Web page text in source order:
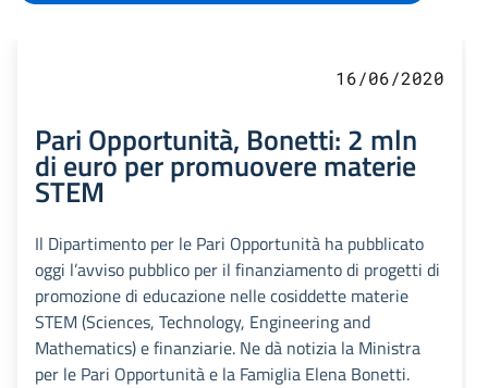
16/06/2020
Pari Opportunità, Bonetti: 2 mln
di euro per promuovere materie
STEM
Il Dipartimento per le Pari Opportunità ha pubblicato
oggi l’avviso pubblico per il finanziamento di progetti di
promozione di educazione nelle cosiddette materie
STEM (Sciences, Technology, Engineering and
Mathematics) e finanziarie. Ne dà notizia la Ministra
per le Pari Opportunità e la Famiglia Elena Bonetti.